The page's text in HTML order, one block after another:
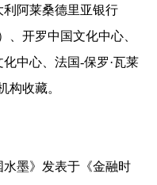
阿莱桑德里亚银行
、开罗中国文化中心、
中心、法国-保罗·瓦莱
构收藏。
墨》发表于《金融时